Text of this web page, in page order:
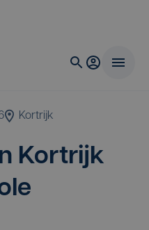
Kortrijk
Kort­rijk